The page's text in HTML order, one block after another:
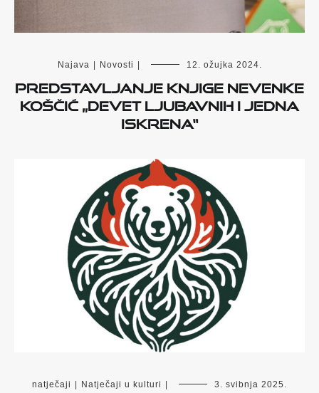
Najava Novosti 12. ožujka 2024.
Predstavljanje knjige Nevenke
Koščić „Devet ljubavnih i jedna
iskrena“
natječaji Natječaji u kulturi 3. svibnja 2025.